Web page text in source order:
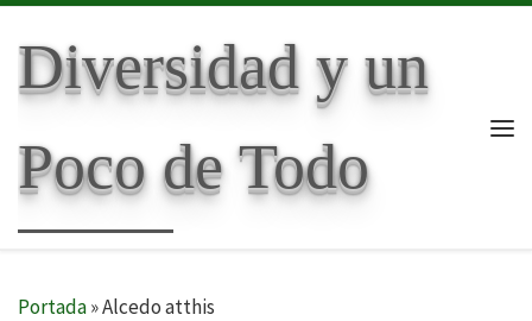
Diversidad y un
Poco de Todo
Portada»Alcedo atthis